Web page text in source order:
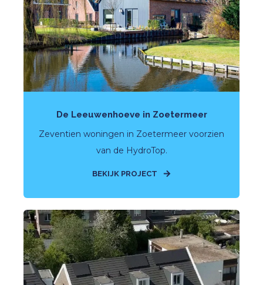
De Leeuwenhoeve in Zoetermeer
Zeventien woningen in Zoetermeer voorzien
van de HydroTop.
BEKIJK PROJECT